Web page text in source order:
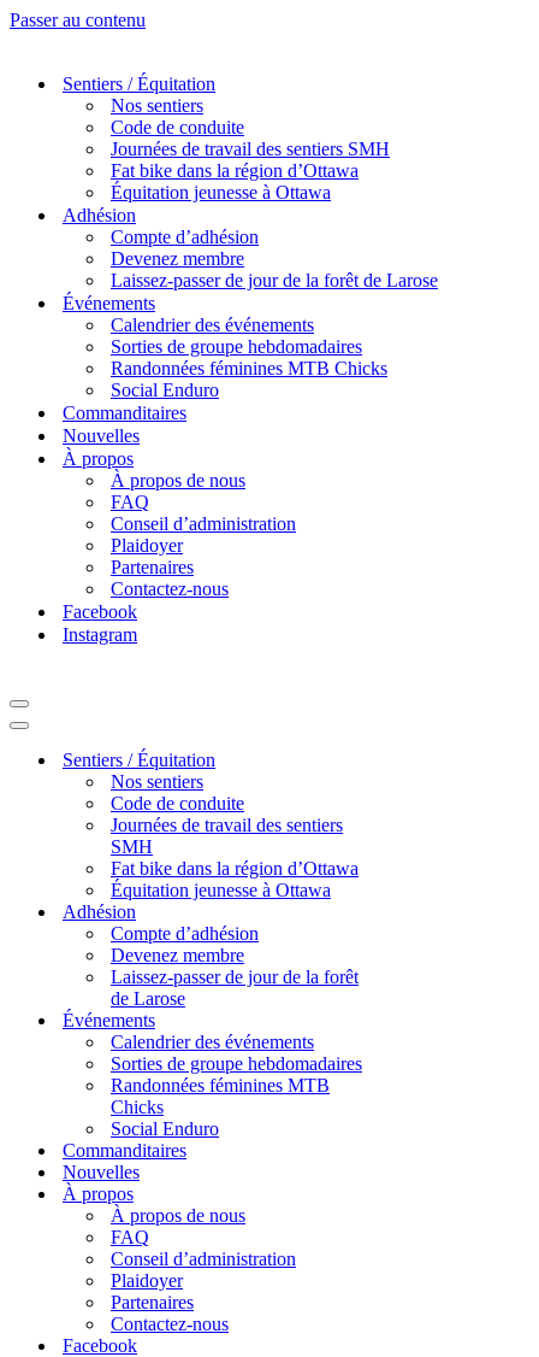
Passer au contenu
Sentiers / Équitation
Nos sentiers
Code de conduite
Journées de travail des sentiers SMH
Fat bike dans la région d’Ottawa
Équitation jeunesse à Ottawa
Adhésion
Compte d’adhésion
Devenez membre
Laissez-passer de jour de la forêt de Larose
Événements
Calendrier des événements
Sorties de groupe hebdomadaires
Randonnées féminines MTB Chicks
Social Enduro
Commanditaires
Nouvelles
À propos
À propos de nous
FAQ
Conseil d’administration
Plaidoyer
Partenaires
Contactez-nous
Facebook
Instagram
Navigation
Menu
Navigation
Sentiers / Équitation
Nos sentiers
Code de conduite
Journées de travail des sentiers
SMH
Fat bike dans la région d’Ottawa
Équitation jeunesse à Ottawa
Adhésion
Compte d’adhésion
Devenez membre
Laissez-passer de jour de la forêt
de Larose
Événements
Calendrier des événements
Sorties de groupe hebdomadaires
Randonnées féminines MTB
Chicks
Social Enduro
Commanditaires
Nouvelles
À propos
À propos de nous
FAQ
Conseil d’administration
Plaidoyer
Partenaires
Contactez-nous
Facebook